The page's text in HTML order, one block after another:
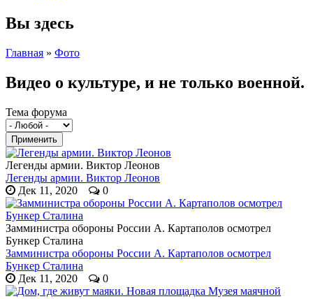
Вы здесь
Главная » Фото
Видео о культуре, и не только военной.
Тема форума
Легенды армии. Виктор Леонов
Легенды армии. Виктор Леонов
Дек 11, 2020
0
Замминистра обороны России А. Картаполов осмотрел
Бункер Сталина
Замминистра обороны России А. Картаполов осмотрел
Бункер Сталина
Дек 11, 2020
0